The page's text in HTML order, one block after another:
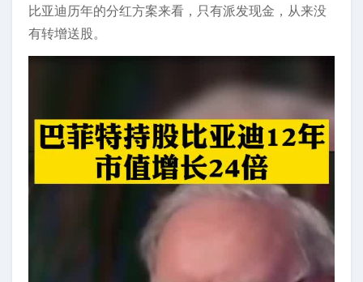
比亚迪历年的分红方案来看，只有派发现金，从来没
有转增送股。